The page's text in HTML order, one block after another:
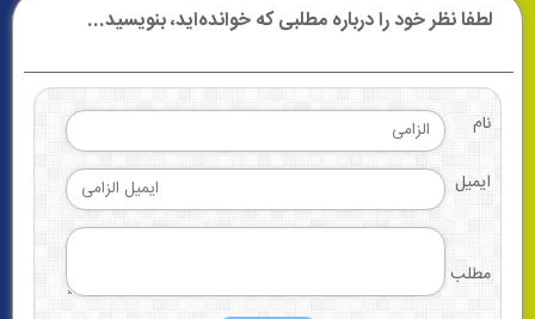
لطفا نظر خود را درباره مطلبی که خوانده‌اید، بنویسید...
نام
ایمیل
مطلب